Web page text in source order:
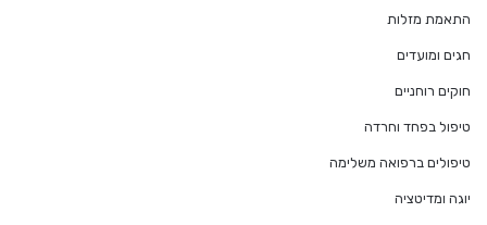
התאמת מזלות
חגים ומועדים
חוקים רוחניים
טיפול בפחד וחרדה
טיפולים ברפואה משלימה
יוגה ומדיטציה